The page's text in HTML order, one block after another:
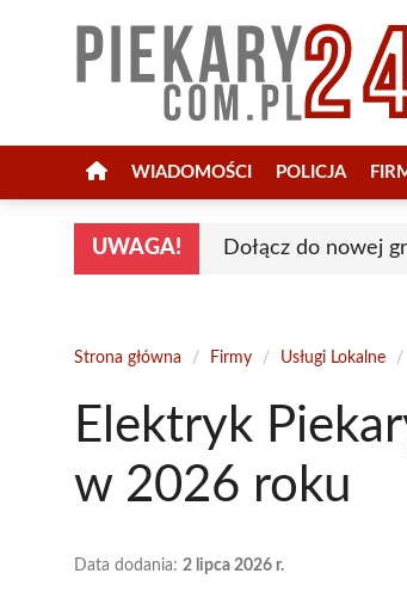
WIADOMOŚCI POLICJA
UWAGA! Dołącz do nowej
Strona główna / Firmy / Usługi Lokalne /
Elektryk
w 2026 roku
Data dodania: 2 lipca 2026 r.